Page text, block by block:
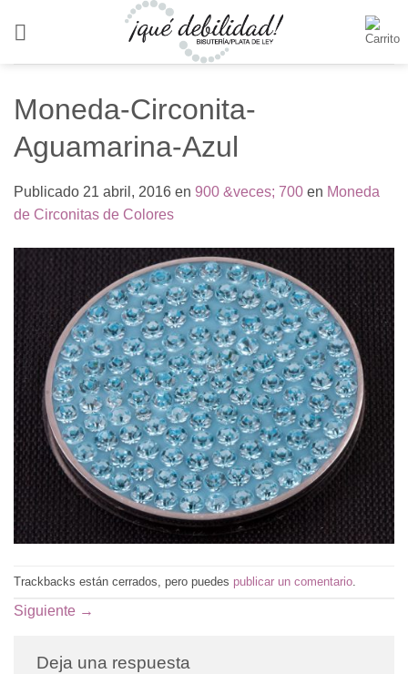
Moneda-Circonita-
Aguamarina-Azul
Publicado 21 abril, 2016 en 900 &veces; 700 en Moneda
de Circonitas de Colores
Trackbacks están cerrados, pero puedes publicar un comentario
Siguiente →
Deja una respuesta